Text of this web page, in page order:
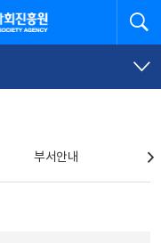
부서안내